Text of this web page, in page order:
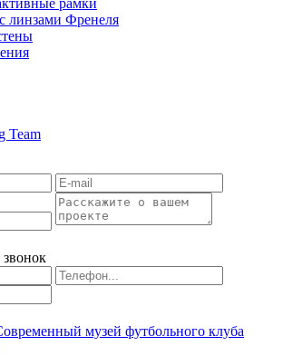
рамки
линзами Френеля
Team
звонок
музей футбольного клуба